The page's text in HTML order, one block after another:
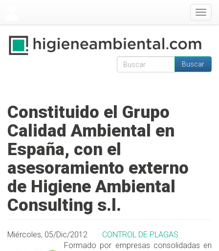
Formulario de
Buscar
Constituido el Grupo
Calidad Ambiental en
España, con el
asesoramiento externo
de Higiene Ambiental
Consulting s.l.
Miércoles, 05/Dic/2012
CONTROL DE PLAGAS
Formado por empresas consolidadas en